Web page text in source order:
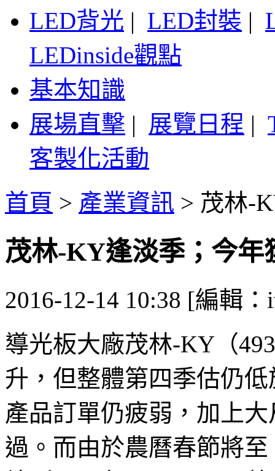
LED背光 | LED封裝 |
LEDinside觀點
基本知識
展場直擊 | 展覽日程 |
客製化活動
首頁 > 產業資訊 > 茂林-
茂林-KY逢淡季；今年
2016-12-14 10:38 [編輯：
導光板大廠茂林-KY（
升，但整體第四季估仍
產品訂單仍疲弱，加上
過。而由於農曆春節將